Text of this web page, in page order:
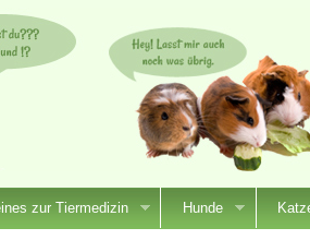
zur Tiermedizin Hunde